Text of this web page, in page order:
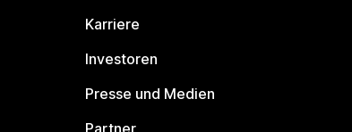
Karriere
Investoren
Presse und Medien